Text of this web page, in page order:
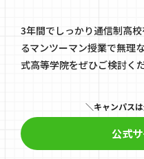
3年間でしっかり通信制高
るマンツーマン授業で無理
式高等学院をぜひご検討くだ
キャンパス
公式